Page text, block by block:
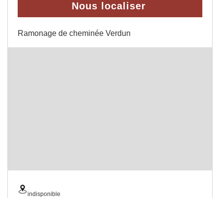
Nous localiser
Ramonage de cheminée Verdun
indisponible